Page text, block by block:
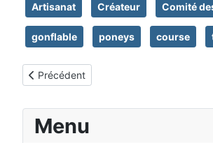
Menu
Artisanat Créateur Comité
gonflable poneys course
Article précédent : 7 septembre 2025 -
Précédent